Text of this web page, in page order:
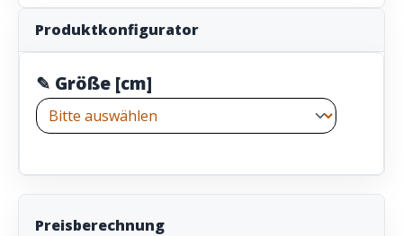
Produktkonfigurator
✎ Größe [cm]
Preisberechnung